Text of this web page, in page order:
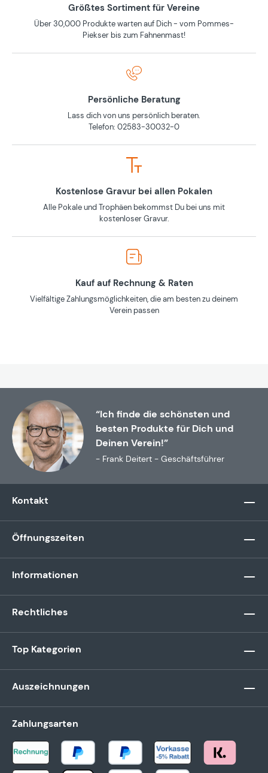
Größtes Sortiment für Vereine
Über 30,000 Produkte warten auf Dich - vom Pommes-
Piekser bis zum Fahnenmast!
Persönliche Beratung
Lass dich von uns persönlich beraten.
Telefon: 02583-30032-0
Kostenlose Gravur bei allen Pokalen
Alle Pokale und Trophäen bekommst Du bei uns mit
kostenloser Gravur.
Kauf auf Rechnung & Raten
Vielfältige Zahlungsmöglichkeiten, die am besten zu deinem
Verein passen
“Ich finde die schönsten und
besten Produkte für Dich und
Deinen Verein!”
- Frank Deitert - Geschäftsführer
Kontakt
Öffnungszeiten
Informationen
Rechtliches
Top Kategorien
Auszeichnungen
Zahlungsarten